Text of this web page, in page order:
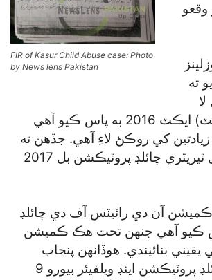
FIR of Kasur Child Abuse case: Photo
by News lens Pakistan
ته
(سيڪنڊ امينڊمينٽ) ايڪٽ 2016 به پاس ڪيو آهي
کي روڪڻ لاءِ آهي. جڏهن ته
اسلام آباد ڪيپيٽل ٽيريٽري چائلڊ پروٽيڪشن بل 2017
آن دي رائيٽس آف دي چائلڊ
2017 پاس ڪيو آهي جنهن تحت هڪ ڪميشن
بنائيندي. هوڏانهن پنجاب
حڪومت جي چائلڊ پروٽيڪشن اينڊ ويلفيئر بيورو 9